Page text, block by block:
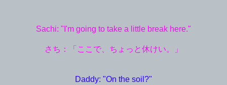
Sachi: "I'm going to take a little break here."
さち：「ここで、ちょっと休けい。」
Daddy: "On the soil?"